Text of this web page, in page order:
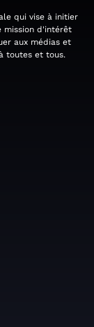
qui vise à initier
mission d'intérêt
aux médias et
toutes et tous.